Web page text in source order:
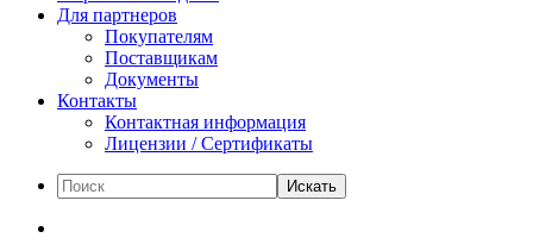
Для партнеров
Покупателям
Поставщикам
Документы
Контакты
Контактная информация
Лицензии / Сертификаты
Искать